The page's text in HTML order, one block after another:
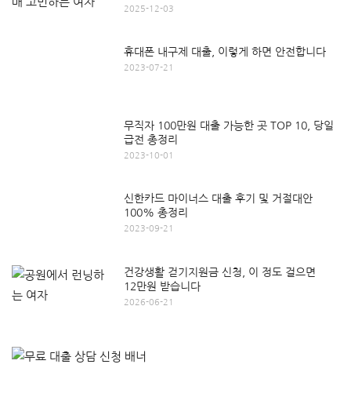
2025-12-03
휴대폰 내구제 대출, 이렇게 하면 안전합니다
2023-07-21
무직자 100만원 대출 가능한 곳 TOP 10, 당일
급전 총정리
2023-10-01
신한카드 마이너스 대출 후기 및 거절대안
100% 총정리
2023-09-21
건강생활 걷기지원금 신청, 이 정도 걸으면
12만원 받습니다
2026-06-21